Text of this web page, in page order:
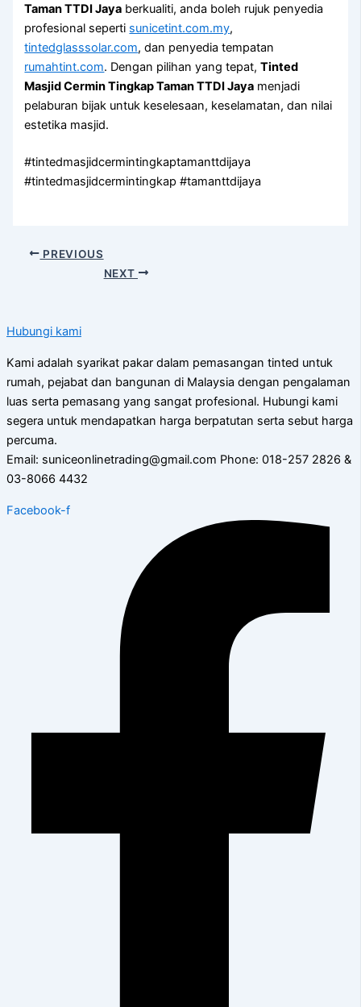
Taman TTDI Jaya berkualiti, anda boleh rujuk penyedia
profesional seperti sunicetint.com.my,
tintedglasssolar.com, dan penyedia tempatan
rumahtint.com. Dengan pilihan yang tepat,Tinted
Masjid Cermin Tingkap Taman TTDI Jaya menjadi
pelaburan bijak untuk keselesaan, keselamatan, dan nilai
estetika masjid.
#tintedmasjidcermintingkaptamanttdijaya
#tintedmasjidcermintingkap #tamanttdijaya
PREVIOUS
NEXT
Hubungi kami
Kami adalah syarikat pakar dalam pemasangan tinted untuk
rumah, pejabat dan bangunan di Malaysia dengan pengalaman
luas serta pemasang yang sangat profesional. Hubungi kami
segera untuk mendapatkan harga berpatutan serta sebut harga
percuma.
Email: suniceonlinetrading@gmail.com Phone: 018-257 2826 &
03-8066 4432
Facebook-f